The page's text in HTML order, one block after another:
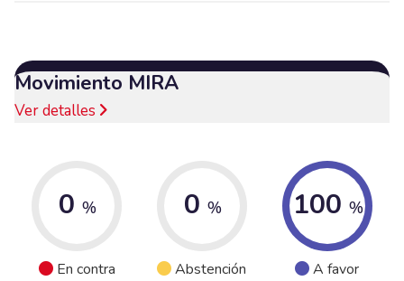
Movimiento MIRA
Ver detalles
0 %
En contra
0 %
Abstención
100 %
A favor